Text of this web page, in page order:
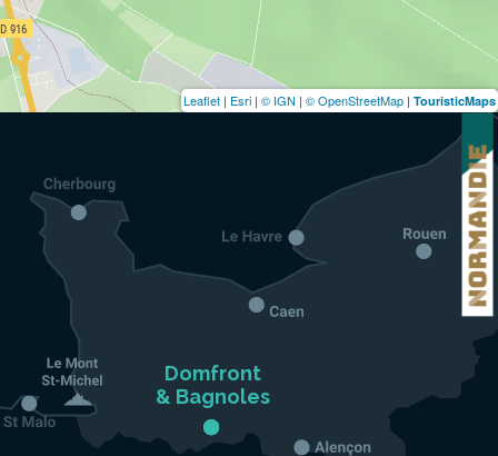
Leaflet | Esri | © IGN | © OpenStreetMap | TouristicMaps
Domfront
& Bagnoles